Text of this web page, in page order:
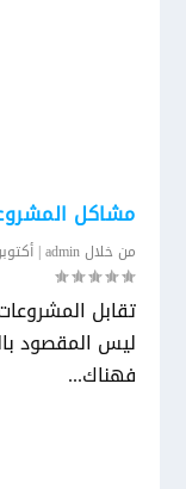
مشاكل
من خلالadmin
|أكتوبر 1, 2012
تقابل
ليس المقصود
فهناك...